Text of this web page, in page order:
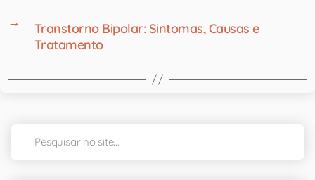
→
Transtorno Bipolar: Sintomas, Causas e
Tratamento